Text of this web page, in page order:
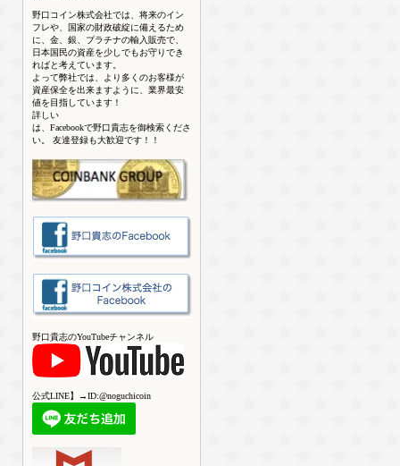
野口コイン株式会社では、将来のイン
フレや、国家の財政破綻に備えるため
に、金、銀、プラチナの輸入販売で、
日本国民の資産を少しでもお守りでき
ればと考えています。
よって弊社では、より多くのお客様が
資産保全を出来ますように、業界最安
値を目指しています！
詳しい
は、Facebookで野口貴志を御検索くださ
い。 友達登録も大歓迎です！！
野口貴志のYouTubeチャンネル
公式LINE】→ID:@noguchicoin